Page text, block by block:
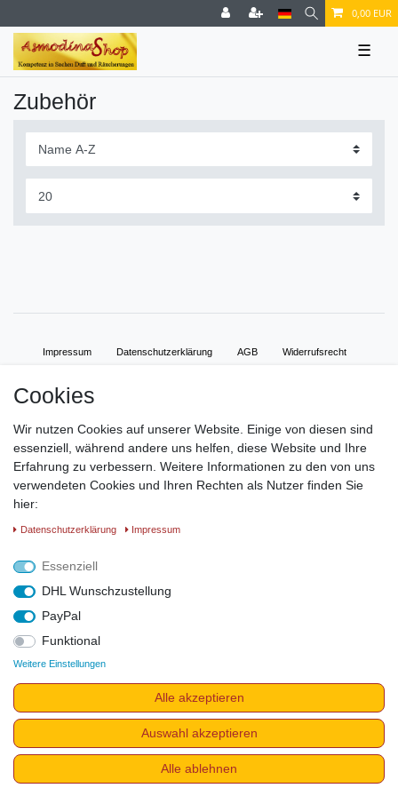
0,00 EUR
☰
Zubehör
Impressum Daten­schutz­erklärung AGB Widerrufs­recht
Cookies
Wir nutzen Cookies auf unserer Website. Einige von diesen sind
essenziell, während andere uns helfen, diese Website und Ihre
Erfahrung zu verbessern. Weitere Informationen zu den von uns
verwendeten Cookies und Ihren Rechten als Nutzer finden Sie
hier:
Daten­schutz­erklärung Impressum
Essenziell
DHL Wunschzustellung
PayPal
Funktional
Weitere Einstellungen
Alle akzeptieren
Auswahl akzeptieren
Alle ablehnen